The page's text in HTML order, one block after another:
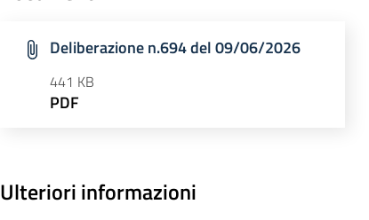
Deliberazione n.694 del 09/06/2026
441 KB
PDF
Ulteriori informazioni